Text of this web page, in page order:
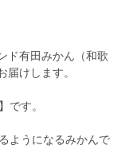
ド有田みかん（和歌
けします。
です。
ようになるみかんで